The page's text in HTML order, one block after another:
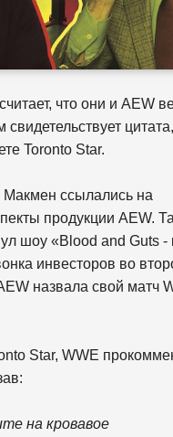
что они и AEW
цитата,
Toronto Star.
ссылались на
продукции AEW.
шоу «Blood and Guts -
инвесторов во
назвала свой матч
Star, WWE
на кровавое